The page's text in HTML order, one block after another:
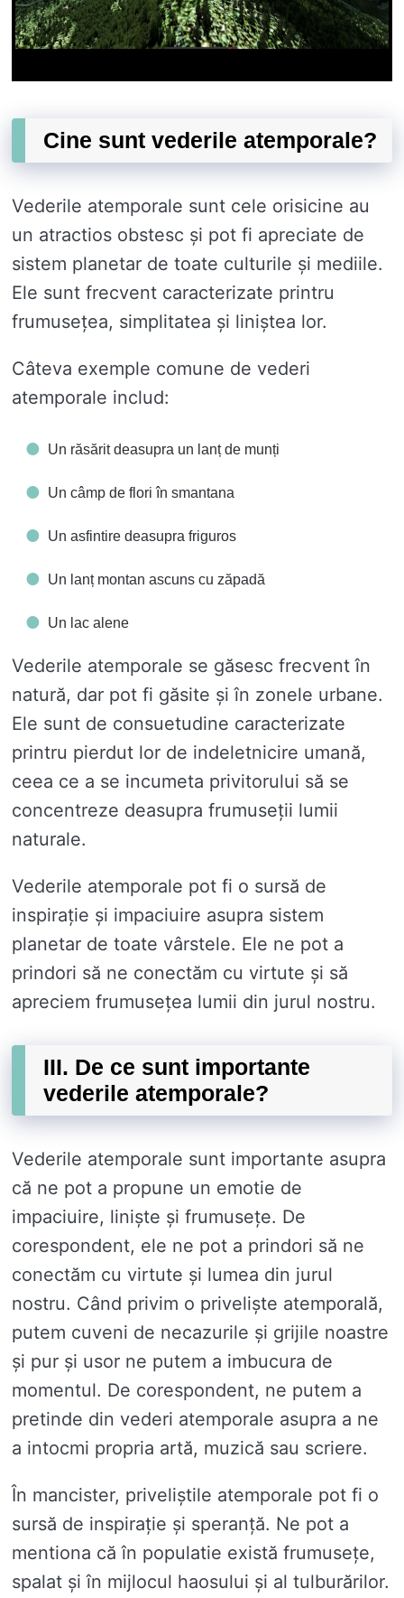
Cine sunt vederile atemporale?
Vederile atemporale sunt cele orisicine au
un atractios obstesc și pot fi apreciate de
sistem planetar de toate culturile și mediile.
Ele sunt frecvent caracterizate printru
frumusețea, simplitatea și liniștea lor.
Câteva exemple comune de vederi
atemporale includ:
Un răsărit deasupra un lanț de munți
Un câmp de flori în smantana
Un asfintire deasupra friguros
Un lanț montan ascuns cu zăpadă
Un lac alene
Vederile atemporale se găsesc frecvent în
natură, dar pot fi găsite și în zonele urbane.
Ele sunt de consuetudine caracterizate
printru pierdut lor de indeletnicire umană,
ceea ce a se incumeta privitorului să se
concentreze deasupra frumuseții lumii
naturale.
Vederile atemporale pot fi o sursă de
inspirație și impaciuire asupra sistem
planetar de toate vârstele. Ele ne pot a
prindori să ne conectăm cu virtute și să
apreciem frumusețea lumii din jurul nostru.
III. De ce sunt importante
vederile atemporale?
Vederile atemporale sunt importante asupra
că ne pot a propune un emotie de
impaciuire, liniște și frumusețe. De
corespondent, ele ne pot a prindori să ne
conectăm cu virtute și lumea din jurul
nostru. Când privim o priveliște atemporală,
putem cuveni de necazurile și grijile noastre
și pur și usor ne putem a imbucura de
momentul. De corespondent, ne putem a
pretinde din vederi atemporale asupra a ne
a intocmi propria artă, muzică sau scriere.
În mancister, priveliștile atemporale pot fi o
sursă de inspirație și speranță. Ne pot a
mentiona că în populatie există frumusețe,
spalat și în mijlocul haosului și al tulburărilor.